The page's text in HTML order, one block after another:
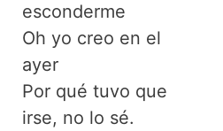
esconderme
Oh yo creo en el
ayer
Por qué tuvo que
irse, no lo sé.